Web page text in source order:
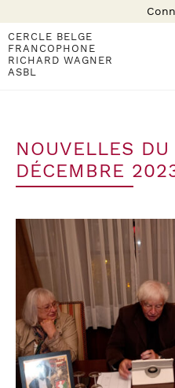
CERCLE BELGE
FRANCOPHONE
RICHARD WAGNER
ASBL
NOUVELLES
DÉCEMBRE